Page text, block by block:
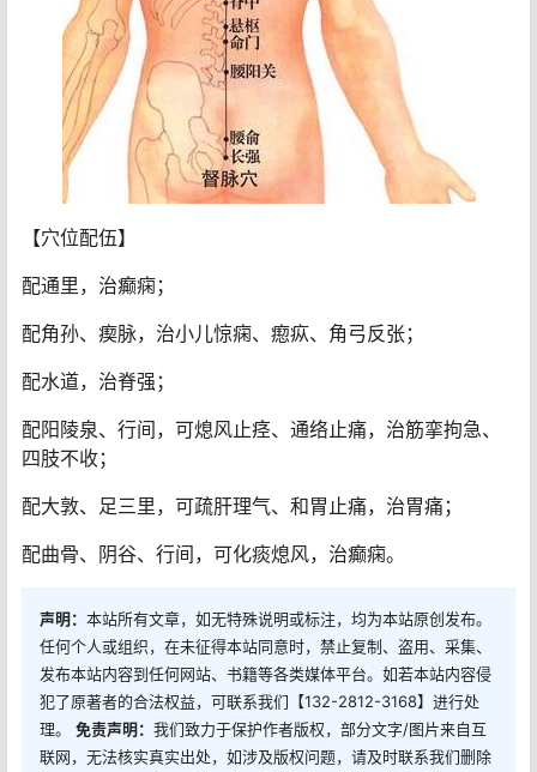
【穴位配伍】
配通里，治癫痫；
配角孙、瘈脉，治小儿惊痫、瘛疭、角弓反张；
配水道，治脊强；
配阳陵泉、行间，可熄风止痉、通络止痛，治筋挛拘急、
四肢不收；
配大敦、足三里，可疏肝理气、和胃止痛，治胃痛；
配曲骨、阴谷、行间，可化痰熄风，治癫痫。
声明： 本站所有文章，如无特殊说明或标注，均为本站原创发布。
任何个人或组织，在未征得本站同意时，禁止复制、盗用、采集、
发布本站内容到任何网站、书籍等各类媒体平台。如若本站内容侵
犯了原著者的合法权益，可联系我们【132-2812-3168】进行处
理。 免责声明： 我们致力于保护作者版权，部分文字/图片来自互
联网，无法核实真实出处，如涉及版权问题，请及时联系我们删除